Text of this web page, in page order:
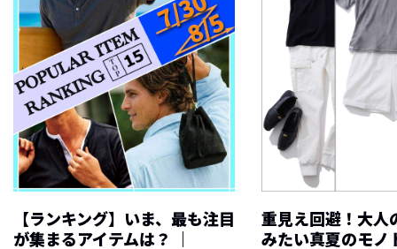
【ランキング】いま、最も注目
が集まるアイテムは？ ｜
重見え回避！大人
みたい真夏のモノ